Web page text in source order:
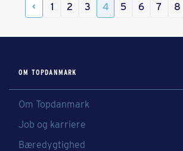
1 2 3 4 5 6 7 8
OM TOPDANMARK
Om Topdanmark
Job og karriere
Bæredygtighed